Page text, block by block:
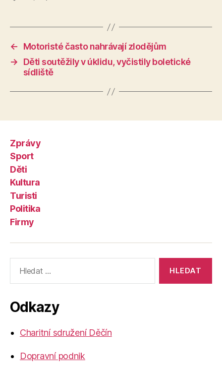
←
Motoristé často nahrávají zlodějům
→
Děti soutěžily v úklidu, vyčistily boletické
sídliště
Zprávy
Sport
Děti
Kultura
Turisti
Politika
Firmy
vyhledávání:
Odkazy
Charitní sdružení Děčín
Dopravní podnik